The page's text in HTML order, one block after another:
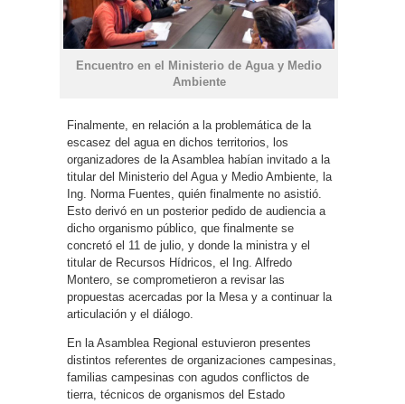
Encuentro en el Ministerio de Agua y Medio
Ambiente
Finalmente, en relación a la problemática de la
escasez del agua en dichos territorios, los
organizadores de la Asamblea habían invitado a la
titular del Ministerio del Agua y Medio Ambiente, la
Ing. Norma Fuentes, quién finalmente no asistió.
Esto derivó en un posterior pedido de audiencia a
dicho organismo público, que finalmente se
concretó el 11 de julio, y donde la ministra y el
titular de Recursos Hídricos, el Ing. Alfredo
Montero, se comprometieron a revisar las
propuestas acercadas por la Mesa y a continuar la
articulación y el diálogo.
En la Asamblea Regional estuvieron presentes
distintos referentes de organizaciones campesinas,
familias campesinas con agudos conflictos de
tierra, técnicos de organismos del Estado